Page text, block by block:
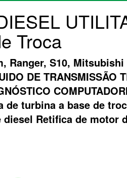
Troca
S10,
DE TRANSMISSÃO
turbina a base de
diesel Retifica de motor